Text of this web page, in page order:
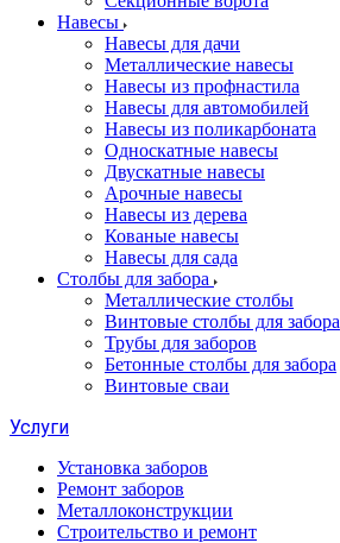
Навесы
Навесы для дачи
Металлические навесы
Навесы из профнастила
Навесы для автомобилей
Навесы из поликарбоната
Односкатные навесы
Двускатные навесы
Арочные навесы
Навесы из дерева
Кованые навесы
Навесы для сада
Столбы для забора
Металлические столбы
Винтовые столбы для забора
Трубы для заборов
Бетонные столбы для забора
Винтовые сваи
Услуги
Установка заборов
Ремонт заборов
Металлоконструкции
Строительство и ремонт